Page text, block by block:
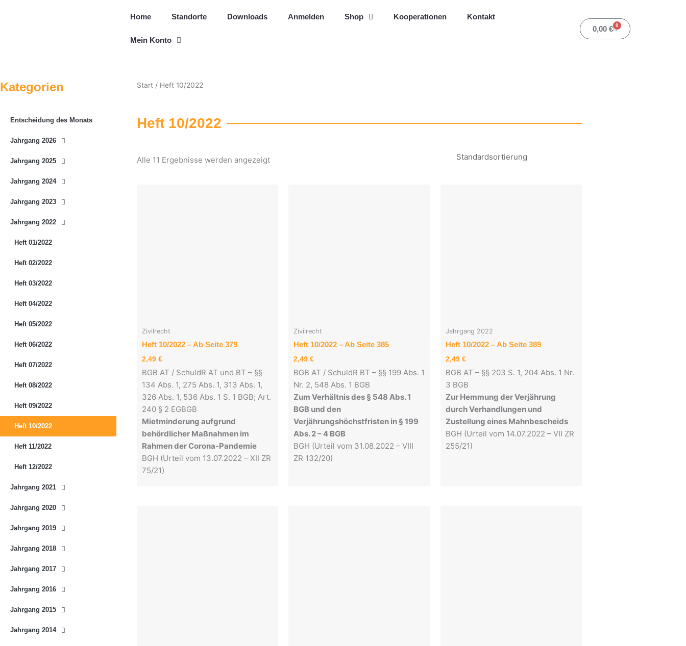
Home Standorte Downloads Anmelden Shop Kooperationen Kontakt
Mein Konto
0,00€ 0
Warenkorb
Kategorien
Entscheidung des Monats
Jahrgang 2026
Jahrgang 2025
Jahrgang 2024
Jahrgang 2023
Jahrgang 2022
Heft 01/2022
Heft 02/2022
Heft 03/2022
Heft 04/2022
Heft 05/2022
Heft 06/2022
Heft 07/2022
Heft 08/2022
Heft 09/2022
Heft 10/2022
Heft 11/2022
Heft 12/2022
Jahrgang 2021
Jahrgang 2020
Jahrgang 2019
Jahrgang 2018
Jahrgang 2017
Jahrgang 2016
Jahrgang 2015
Jahrgang 2014
Start / Heft 10/2022
Heft 10/2022
Alle 11 Ergebnisse werden angezeigt
Zivilrecht
Heft 10/2022 – Ab Seite 379
2,49 €
BGB AT / SchuldR AT und BT – §§
134 Abs. 1, 275 Abs. 1, 313 Abs. 1,
326 Abs. 1, 536 Abs. 1 S. 1 BGB; Art.
240 § 2 EGBGB
Mietminderung aufgrund
behördlicher Maßnahmen im
Rahmen der Corona-Pandemie
BGH (Urteil vom 13.07.2022 – XII ZR
75/21)
Zivilrecht
Heft 10/2022 – Ab Seite 385
2,49€
BGB AT / SchuldR BT – §§ 199 Abs. 1
Nr. 2, 548 Abs. 1 BGB
Zum Verhältnis des § 548 Abs. 1
BGB und den
Verjährungshöchstfristen in § 199
Abs. 2 – 4 BGB
BGH (Urteil vom 31.08.2022 – VIII
ZR 132/20)
Jahrgang 2022
Heft 10/2022 – Ab Seite 389
2,49 €
BGB AT – §§ 203 S. 1, 204 Abs. 1 Nr.
3 BGB
Zur Hemmung der Verjährung
durch Verhandlungen und
Zustellung eines Mahnbescheids
BGH (Urteil vom 14.07.2022 – VII ZR
255/21)